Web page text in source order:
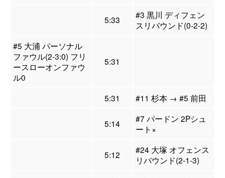
5:33
#3 黒川 ディフェン
スリバウンド(0-2-2)
#5 大浦 パーソナル
ファウル(2-3:0) フリ
ースローオンファウ
ル0
5:31
5:31 #11 杉本 → #5 前田
5:14
#7 パードン 2Pシュ
ート×
5:12
#24 大塚 オフェンス
リバウンド(2-1-3)